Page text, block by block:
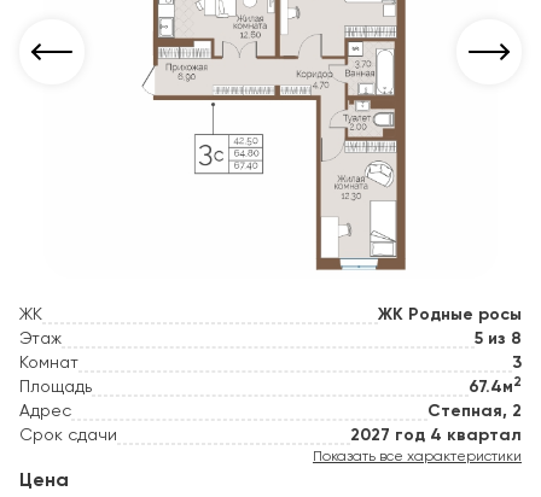
ЖК
ЖК Родные росы
Этаж
5 из 8
Комнат
3
Площадь
67.4м 2
Адрес
Степная, 2
Срок сдачи
2027 год 4 квартал
Показать все характеристики
Цена